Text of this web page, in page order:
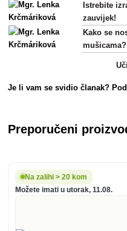
Istrebite
zauvijek!
Kako se
mušicama?
Je li vam se svidio članak?
Preporučeni
Na zalihi > 20 kom
Možete imati u utorak, 11.08.